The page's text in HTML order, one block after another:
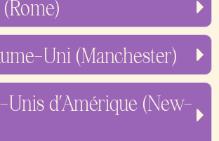
Uni (Manchester)
Unis d’Amérique (New-